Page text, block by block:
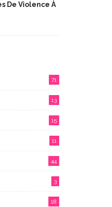
De Violence À
71
13
15
11
44
3
18